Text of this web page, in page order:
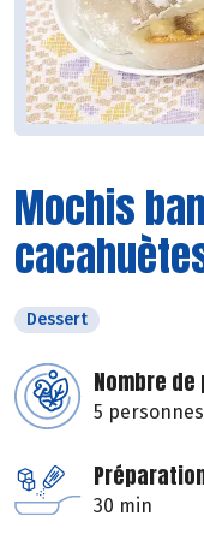
Mochis
Dessert
Nombre
5 personnes
30 min